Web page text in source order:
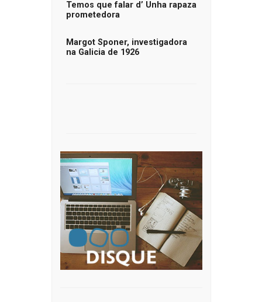
Temos que falar d’ Unha rapaza
prometedora
Margot Sponer, investigadora
na Galicia de 1926